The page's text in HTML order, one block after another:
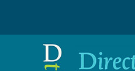
inhoud